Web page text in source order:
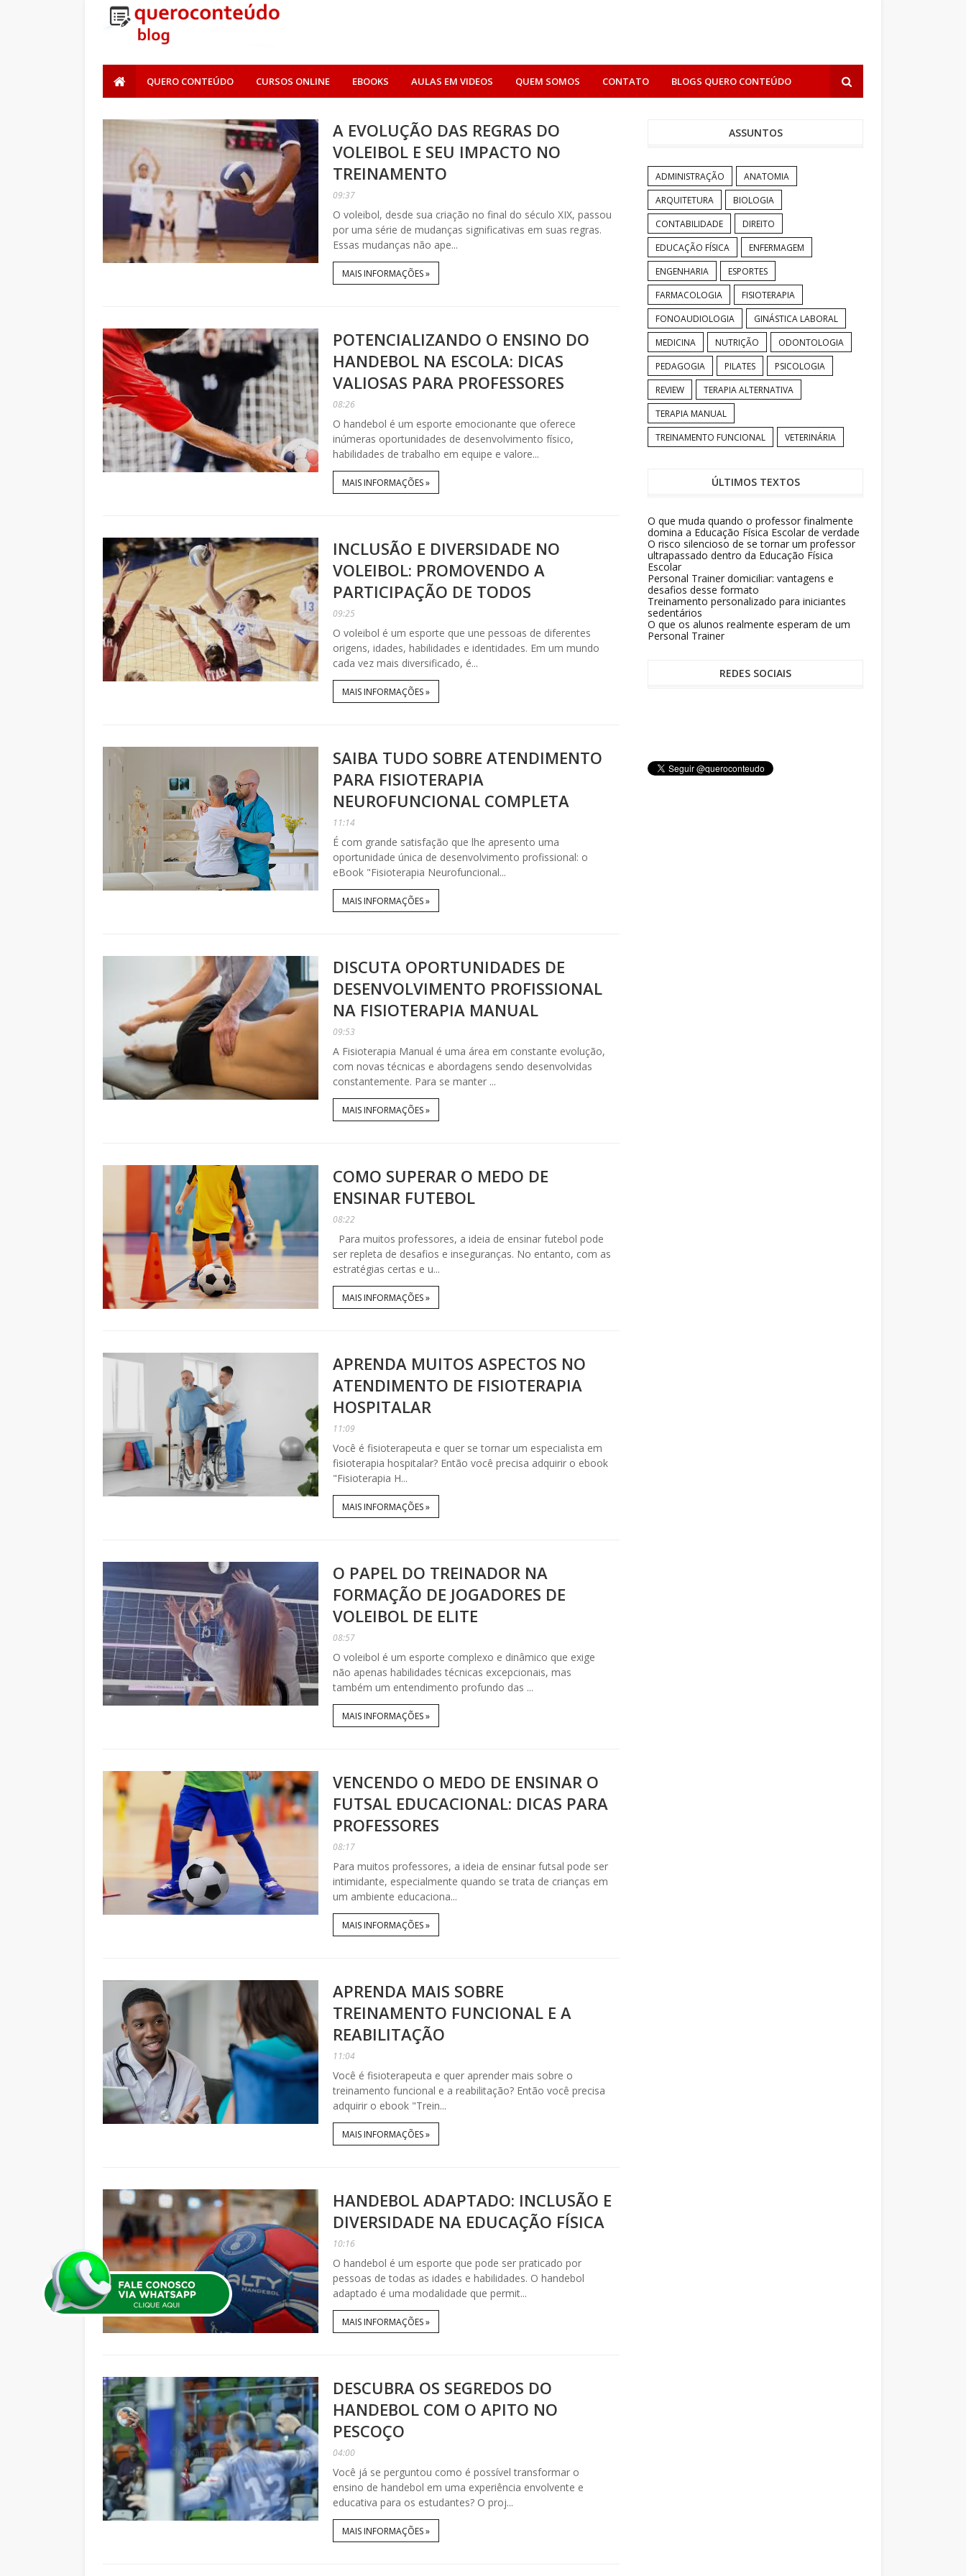
QUERO CONTEÚDO CURSOS ONLINE EBOOKS AULAS EM VIDEOS QUEM SOMOS CONTATO BLOGS QUERO CONTEÚDO
A EVOLUÇÃO DAS REGRAS DO
VOLEIBOL E SEU IMPACTO NO
TREINAMENTO
09:37
O voleibol, desde sua criação no final do século XIX, passou
por uma série de mudanças significativas em suas regras.
Essas mudanças não ape...
MAIS INFORMAÇÕES »
POTENCIALIZANDO O ENSINO DO
HANDEBOL NA ESCOLA: DICAS
VALIOSAS PARA PROFESSORES
08:26
O handebol é um esporte emocionante que oferece
inúmeras oportunidades de desenvolvimento físico,
habilidades de trabalho em equipe e valore...
MAIS INFORMAÇÕES »
INCLUSÃO E DIVERSIDADE NO
VOLEIBOL: PROMOVENDO A
PARTICIPAÇÃO DE TODOS
09:25
O voleibol é um esporte que une pessoas de diferentes
origens, idades, habilidades e identidades. Em um mundo
cada vez mais diversificado, é...
MAIS INFORMAÇÕES »
SAIBA TUDO SOBRE ATENDIMENTO
PARA FISIOTERAPIA
NEUROFUNCIONAL COMPLETA
11:14
É com grande satisfação que lhe apresento uma
oportunidade única de desenvolvimento profissional: o
eBook "Fisioterapia Neurofuncional...
MAIS INFORMAÇÕES »
DISCUTA OPORTUNIDADES DE
DESENVOLVIMENTO PROFISSIONAL
NA FISIOTERAPIA MANUAL
09:53
A Fisioterapia Manual é uma área em constante evolução,
com novas técnicas e abordagens sendo desenvolvidas
constantemente. Para se manter ...
MAIS INFORMAÇÕES »
COMO SUPERAR O MEDO DE
ENSINAR FUTEBOL
08:22
Para muitos professores, a ideia de ensinar futebol pode
ser repleta de desafios e inseguranças. No entanto, com as
estratégias certas e u...
MAIS INFORMAÇÕES »
APRENDA MUITOS ASPECTOS NO
ATENDIMENTO DE FISIOTERAPIA
HOSPITALAR
11:09
Você é fisioterapeuta e quer se tornar um especialista em
fisioterapia hospitalar? Então você precisa adquirir o ebook
"Fisioterapia H...
MAIS INFORMAÇÕES »
O PAPEL DO TREINADOR NA
FORMAÇÃO DE JOGADORES DE
VOLEIBOL DE ELITE
08:57
O voleibol é um esporte complexo e dinâmico que exige
não apenas habilidades técnicas excepcionais, mas
também um entendimento profundo das ...
MAIS INFORMAÇÕES »
VENCENDO O MEDO DE ENSINAR O
FUTSAL EDUCACIONAL: DICAS PARA
PROFESSORES
08:17
Para muitos professores, a ideia de ensinar futsal pode ser
intimidante, especialmente quando se trata de crianças em
um ambiente educaciona...
MAIS INFORMAÇÕES »
APRENDA MAIS SOBRE
TREINAMENTO FUNCIONAL E A
REABILITAÇÃO
11:04
Você é fisioterapeuta e quer aprender mais sobre o
treinamento funcional e a reabilitação? Então você precisa
adquirir o ebook "Trein...
MAIS INFORMAÇÕES »
HANDEBOL ADAPTADO: INCLUSÃO E
DIVERSIDADE NA EDUCAÇÃO FÍSICA
10:16
O handebol é um esporte que pode ser praticado por
pessoas de todas as idades e habilidades. O handebol
adaptado é uma modalidade que permit...
MAIS INFORMAÇÕES »
DESCUBRA OS SEGREDOS DO
HANDEBOL COM O APITO NO
PESCOÇO
04:00
Você já se perguntou como é possível transformar o
ensino de handebol em uma experiência envolvente e
educativa para os estudantes? O proj...
MAIS INFORMAÇÕES »
ASSUNTOS
ADMINISTRAÇÃO
ANATOMIA
ARQUITETURA
BIOLOGIA
CONTABILIDADE
DIREITO
EDUCAÇÃO FÍSICA
ENFERMAGEM
ENGENHARIA
ESPORTES
FARMACOLOGIA
FISIOTERAPIA
FONOAUDIOLOGIA
GINÁSTICA LABORAL
MEDICINA
NUTRIÇÃO
ODONTOLOGIA
PEDAGOGIA
PILATES
PSICOLOGIA
REVIEW
TERAPIA ALTERNATIVA
TERAPIA MANUAL
TREINAMENTO FUNCIONAL
VETERINÁRIA
ÚLTIMOS TEXTOS
O que muda quando o professor finalmente
domina a Educação Física Escolar de verdade
O risco silencioso de se tornar um professor
ultrapassado dentro da Educação Física
Escolar
Personal Trainer domiciliar: vantagens e
desafios desse formato
Treinamento personalizado para iniciantes
sedentários
O que os alunos realmente esperam de um
Personal Trainer
REDES SOCIAIS